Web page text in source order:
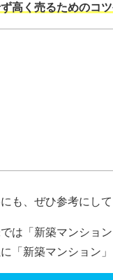
高く売るためのコ
も、ぜひ参考にして
は「新築マンショ
「新築マンション」